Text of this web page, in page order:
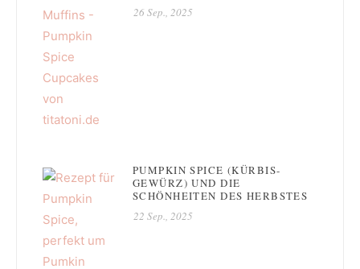
26 Sep., 2025
PUMPKIN SPICE (KÜRBIS-
GEWÜRZ) UND DIE
SCHÖNHEITEN DES HERBSTES
22 Sep., 2025